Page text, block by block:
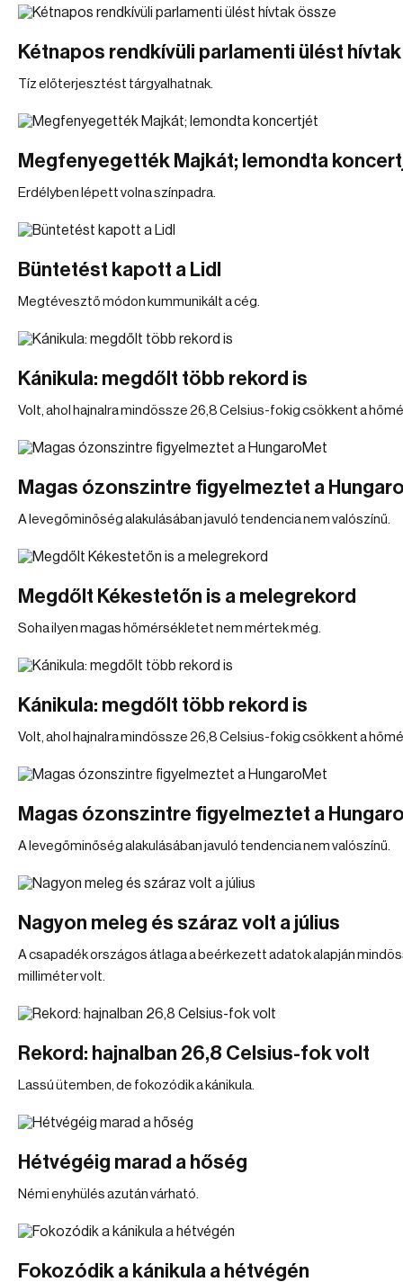
Kétnapos rendkívüli parlamenti ülést
Tíz előterjesztést tárgyalhatnak.
Megfenyegették Majkát; lemondta
Erdélyben lépett volna színpadra.
Büntetést kapott a Lidl
Megtévesztő módon kummunikált a cég.
Kánikula: megdőlt több rekord is
Volt, ahol hajnalra mindössze 26,8 Celsius-fokig csökkent a
Magas ózonszintre figyelmeztet a
A levegőminőség alakulásában javuló tendencia nem valószínű.
Megdőlt Kékestetőn is a melegrekord
Soha ilyen magas hőmérsékletet nem mértek még.
Kánikula: megdőlt több rekord is
Volt, ahol hajnalra mindössze 26,8 Celsius-fokig csökkent a
Magas ózonszintre figyelmeztet a
A levegőminőség alakulásában javuló tendencia nem valószínű.
Nagyon meleg és száraz volt a július
A csapadék országos átlaga a beérkezett adatok alapján
milliméter volt.
Rekord: hajnalban 26,8 Celsius-fok volt
Lassú ütemben, de fokozódik a kánikula.
Hétvégéig marad a hőség
Némi enyhülés azután várható.
Fokozódik a kánikula a hétvégén